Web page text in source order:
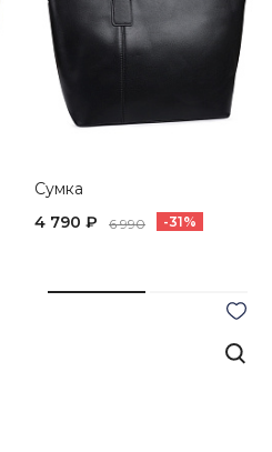
Сумка
4 790 ₽
6 990 -31%